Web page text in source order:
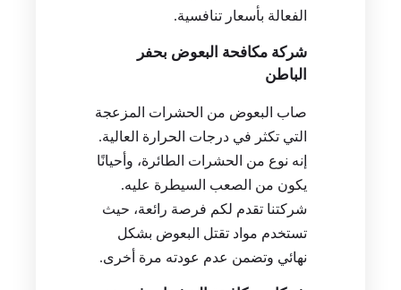
الفعالة بأسعار تنافسية.
شركة مكافحة البعوض بحفر
الباطن
صاب البعوض من الحشرات المزعجة
التي تكثر في درجات الحرارة العالية.
إنه نوع من الحشرات الطائرة، وأحيانًا
يكون من الصعب السيطرة عليه.
شركتنا تقدم لكم فرصة رائعة، حيث
تستخدم مواد تقتل البعوض بشكل
نهائي وتضمن عدم عودته مرة أخرى.